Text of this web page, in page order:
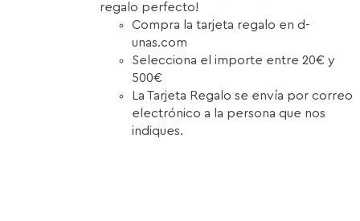
regalo perfecto!
Compra la tarjeta regalo en d-
unas.com
Selecciona el importe entre 20€ y
500€
La Tarjeta Regalo se envía por correo
electrónico a la persona que nos
indiques.